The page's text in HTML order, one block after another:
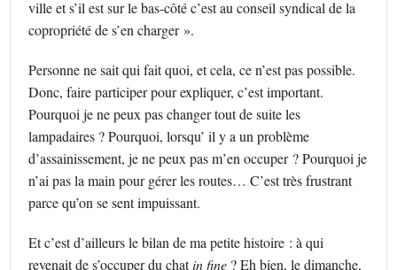
ville et s’il est sur le bas-côté c’est au conseil syndical de la
copropriété de s’en charger ».
Personne ne sait qui fait quoi, et cela, ce n’est pas possible.
Donc, faire participer pour expliquer, c’est important.
Pourquoi je ne peux pas changer tout de suite les
lampadaires ? Pourquoi, lorsqu’ il y a un problème
d’assainissement, je ne peux pas m’en occuper ? Pourquoi je
n’ai pas la main pour gérer les routes… C’est très frustrant
parce qu’on se sent impuissant.
Et c’est d’ailleurs le bilan de ma petite histoire : à qui
revenait de s’occuper du chatin fine ? Eh bien, le dimanche,